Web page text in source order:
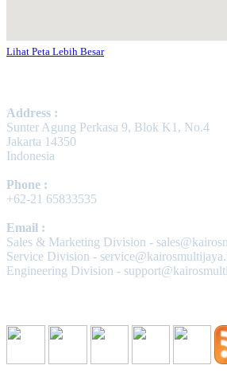
Lihat Peta Lebih Besar
Address :
Sunter Agung Perkasa 9, Blok K1, No.4
Jakarta 14350
Indonesia
Phone :
+62-21 65833535
Email :
Sales & Marketing Division -
Service Division -
Engineering Division -